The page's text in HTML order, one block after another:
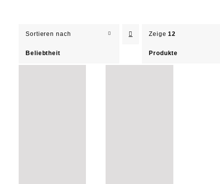
Sortieren nach
Beliebtheit
Zeige12
Produkte